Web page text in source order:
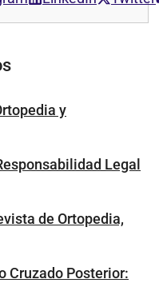
y
Legal
de Ortopedia,
Cruzado Posterior: